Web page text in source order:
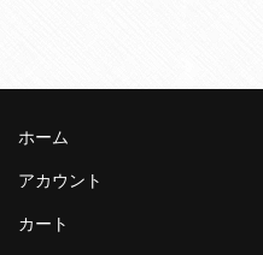
ホーム
アカウント
カート